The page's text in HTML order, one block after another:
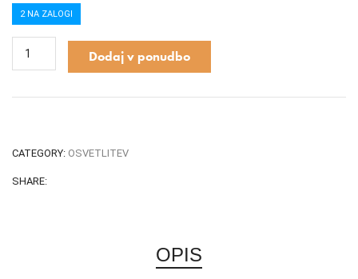
2 NA ZALOGI
Dodaj v ponudbo
CATEGORY: OSVETLITEV
SHARE:
OPIS